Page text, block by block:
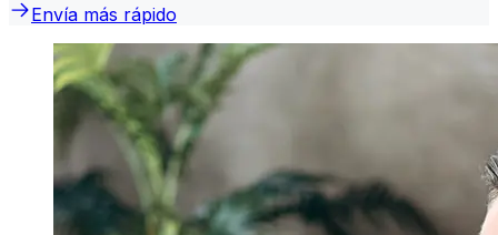
Envía más rápido